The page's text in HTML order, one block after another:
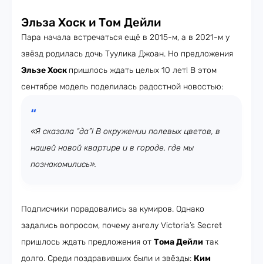
Эльза Хоск и Том Дейли
Пара начала встречаться ещё в 2015-м, а в 2021-м у
звёзд родилась дочь Туулика Джоан. Но предложения
Эльзе Хоск пришлось ждать целых 10 лет! В этом
сентябре модель поделилась радостной новостью:
«Я сказала “да”! В окружении полевых цветов, в
нашей новой квартире и в городе, где мы
познакомились».
Подписчики порадовались за кумиров. Однако
задались вопросом, почему ангелу Victoria’s Secret
пришлось ждать предложения от Тома Дейли так
долго. Среди поздравивших были и звёзды: Ким